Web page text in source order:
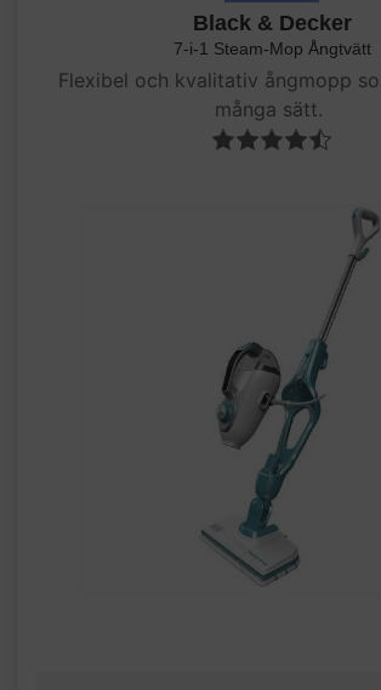
Black & Decker
7-i-1 Steam-Mop Ångtvätt
Flexibel och kvalitativ ångmopp
många sätt.